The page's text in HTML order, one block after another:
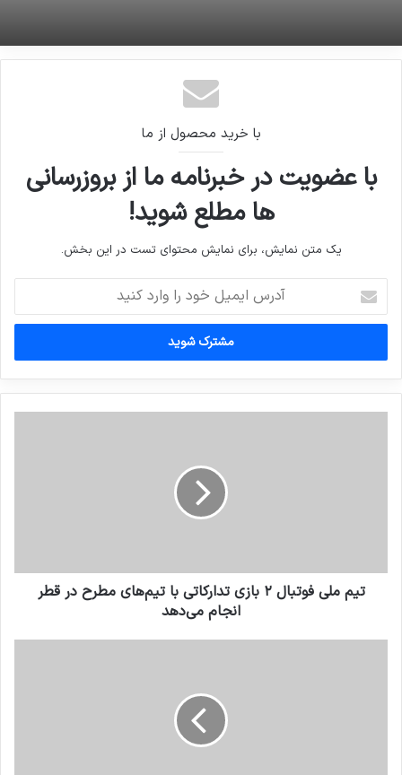
با خرید محصول از ما
با عضویت در خبرنامه ما از بروزرسانی
ها مطلع شوید!
یک متن نمایش، برای نمایش محتوای تست در این بخش.
ایمیل
خود
وارد
کنید
تیم ملی فوتبال ۲ بازی تدارکاتی با تیم‌های مطرح در قطر
انجام می‌دهد